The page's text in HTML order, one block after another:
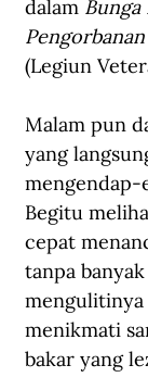
dalam Bunga
(Legiun
Malam pun
yang
mengendap-
Begitu
cepat
tanpa
mengulitinya
menikmati
bakar yang